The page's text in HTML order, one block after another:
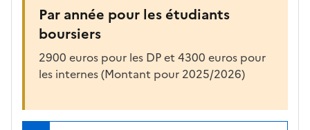
Par année pour les étudiants
boursiers
2900 euros pour les DP et 4300 euros pour
les internes (Montant pour 2025/2026)